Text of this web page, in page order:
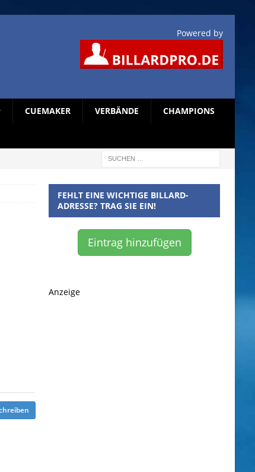
Powered by
CUEMAKER VERBÄNDE CHAMPIONS
FEHLT EINE WICHTIGE BILLARD-
ADRESSE? TRAG SIE EIN!
Eintrag hinzufügen
Anzeige